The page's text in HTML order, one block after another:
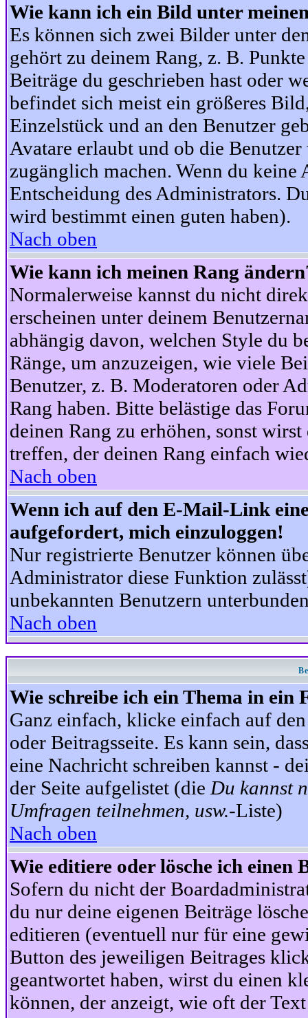
Wie kann ich ein Bild unter
Es können sich zwei Bilder unter
gehört zu deinem Rang, z. B.
Beiträge du geschrieben hast oder
befindet sich meist ein größeres
Einzelstück und an den Benutzer
Avatare erlaubt und ob die
zugänglich machen. Wenn du keine
Entscheidung des Administrators.
wird bestimmt einen guten haben).
Nach oben
Wie kann ich meinen Rang
Normalerweise kannst du nicht
erscheinen unter deinem
abhängig davon, welchen Style du
Ränge, um anzuzeigen, wie viele
Benutzer, z. B. Moderatoren oder
Rang haben. Bitte belästige das
deinen Rang zu erhöhen, sonst
treffen, der deinen Rang einfach
Nach oben
Wenn ich auf den E-Mail-Link
aufgefordert, mich einzuloggen!
Nur registrierte Benutzer können
Administrator diese Funktion
unbekannten Benutzern
Nach oben
Wie schreibe ich ein Thema in ein
Ganz einfach, klicke einfach auf
oder Beitragsseite. Es kann sein,
eine Nachricht schreiben kannst -
der Seite aufgelistet (die Du kannst
Umfragen teilnehmen, usw.-Liste)
Nach oben
Wie editiere oder lösche ich einen
Sofern du nicht der
du nur deine eigenen Beiträge
editieren (eventuell nur für eine
Button des jeweiligen Beitrages
geantwortet haben, wirst du einen
können, der anzeigt, wie oft der